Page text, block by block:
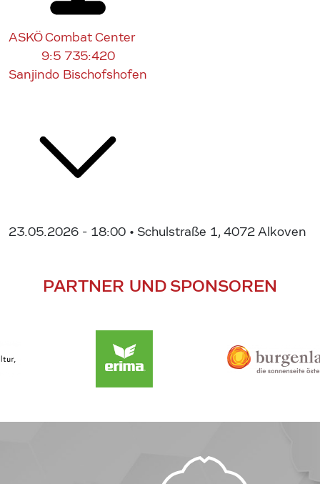
ASKÖ Combat Center
9:5 735:420
Sanjindo Bischofshofen
23.05.2026 - 18:00 • Schulstraße 1, 4072 Alkoven
PARTNER UND SPONSOREN